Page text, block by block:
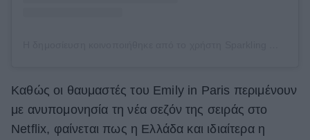
Καθώς οι θαυμαστές του Emily in Paris περιμένουν
με ανυπομονησία τη νέα σεζόν της σειράς στο
Netflix, φαίνεται πως η Ελλάδα και ιδιαίτερα η